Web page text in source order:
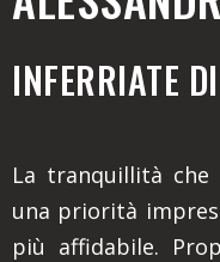
INFERRIATE
La tranquillità
una priorità
più affidabile.